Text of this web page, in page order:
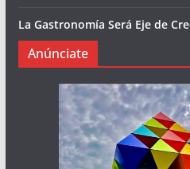
La Gastronomía Será Eje de
Anúnciate